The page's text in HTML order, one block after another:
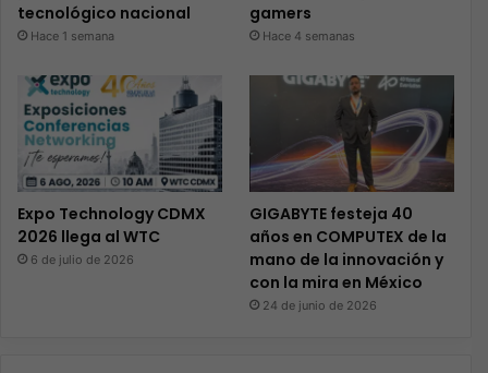
tecnológico nacional
Hace 1 semana
gamers
Hace 4 semanas
Expo Technology CDMX
2026 llega al WTC
6 de julio de 2026
GIGABYTE festeja 40
años en COMPUTEX de la
mano de la innovación y
con la mira en México
24 de junio de 2026